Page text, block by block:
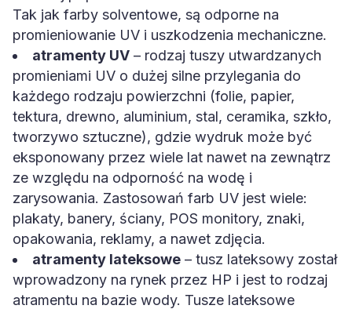
Tak jak farby solventowe, są odporne na
promieniowanie UV i uszkodzenia mechaniczne.
atramenty UV – rodzaj tuszy utwardzanych
promieniami UV o dużej silne przylegania do
każdego rodzaju powierzchni (folie, papier,
tektura, drewno, aluminium, stal, ceramika, szkło,
tworzywo sztuczne), gdzie wydruk może być
eksponowany przez wiele lat nawet na zewnątrz
ze względu na odporność na wodę i
zarysowania. Zastosowań farb UV jest wiele:
plakaty, banery, ściany, POS monitory, znaki,
opakowania, reklamy, a nawet zdjęcia.
atramenty lateksowe – tusz lateksowy został
wprowadzony na rynek przez HP i jest to rodzaj
atramentu na bazie wody. Tusze lateksowe